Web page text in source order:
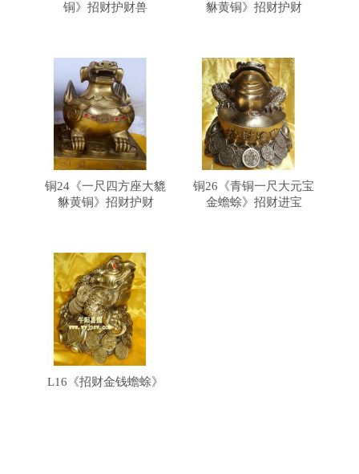
铜》招财护财兽
貅黄铜》招财护财
铜24《一尺四方座大貔
貅黄铜》招财护财
铜26《青铜一尺大元宝
金蟾蜍》招财进宝
L16《招财金钱蟾蜍》